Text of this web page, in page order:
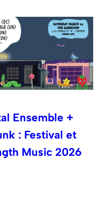
Ensemble +
: Festival et
Music 2026